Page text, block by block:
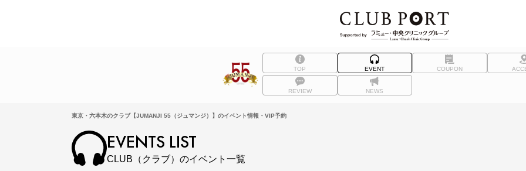
TOP EVENT COUPON
REVIEW NEWS
東京・六本木のクラブ【JUMANJI 55（ジュマンジ）】のイベント情報・VIP予約
EVENTS LIST
CLUB（クラブ）のイベント一覧